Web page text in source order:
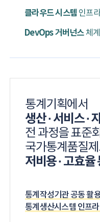
클라우드 시스템 인프
DevOps 거버넌스 체
통계기획에서
생산 · 서비스 ·
전 과정을 표준
국가통계품질
저비용 · 고효율
통계작성기관 공동 활
통계생산시스템 인프